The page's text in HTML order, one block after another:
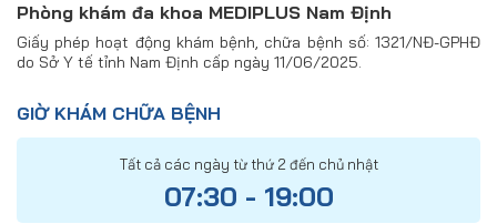
Phòng khám đa khoa MEDIPLUS Nam Định
Giấy phép hoạt động khám bệnh, chữa bệnh số: 1321/NĐ-GPHĐ
do Sở Y tế tỉnh Nam Định cấp ngày 11/06/2025.
GIỜ KHÁM CHỮA BỆNH
Tất cả các ngày từ thứ 2 đến chủ nhật
07:30 - 19:00